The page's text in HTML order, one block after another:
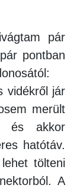
pár
pontban
vidékről jár
merült
és akkor
hatótáv.
tölteni
A